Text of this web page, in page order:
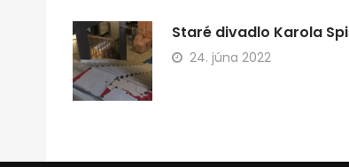
Staré divadlo Karola
24. júna 2022